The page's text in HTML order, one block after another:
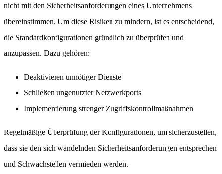
nicht mit den Sicherheitsanforderungen eines Unternehmens
übereinstimmen. Um diese Risiken zu mindern, ist es entscheidend,
die Standardkonfigurationen gründlich zu überprüfen und
anzupassen. Dazu gehören:
Deaktivieren unnötiger Dienste
Schließen ungenutzter Netzwerkports
Implementierung strenger Zugriffskontrollmaßnahmen
Regelmäßige Überprüfung der Konfigurationen, um sicherzustellen,
dass sie den sich wandelnden Sicherheitsanforderungen entsprechen
und Schwachstellen vermieden werden.